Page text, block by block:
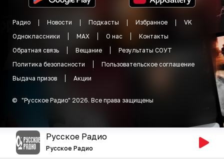
Радио Новости Подкасты Избранное
VK
Одноклассники
MAX О нас
Контакты
Обратная связь
Вещание
Результаты СОУТ
Политика безопасности
Пользовательское соглашение
Выдача призов
Акции
© "Русское Радио" 2026. Все права защищены
Русское Радио
Русское Радио